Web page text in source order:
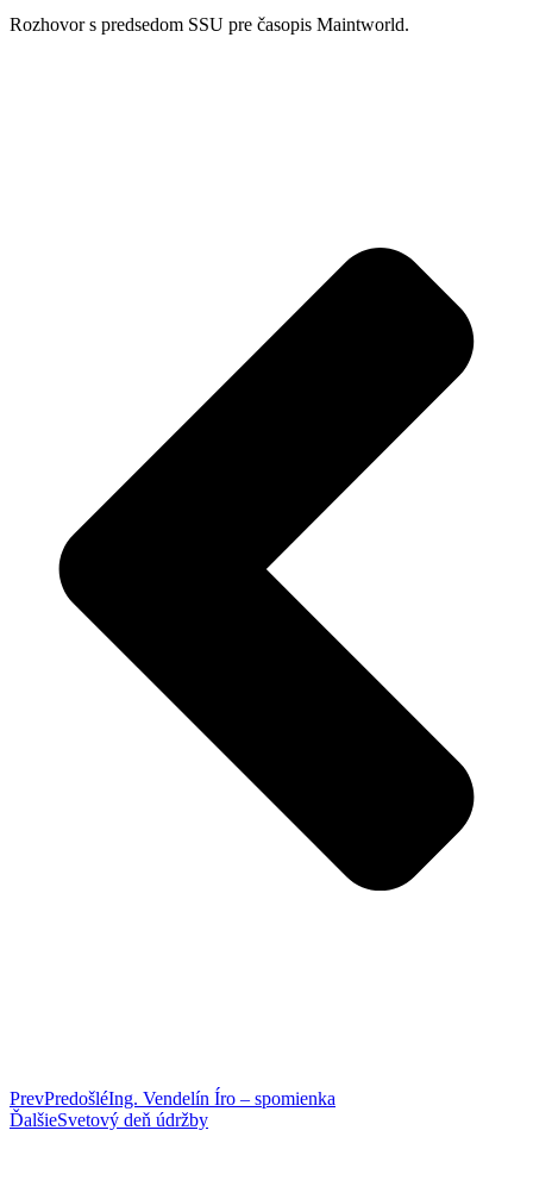
Rozhovor s predsedom SSU pre časopis Maintworld.
PrevPredošléIng. Vendelín Íro – spomienka
ĎalšieSvetový deň údržby